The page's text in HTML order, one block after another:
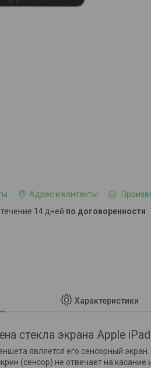
Адрес и контакты
14 дней по договоренности
Характеристики
стекла экрана Apple
является его сенсорный
(сенсор) не отвечает на